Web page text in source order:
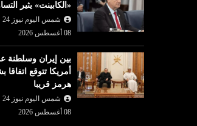
«الكابينت» يثير
شمس اليوم نيوز 24
08 أغسطس 2026
بين إيران وسلطنة
أمريكا تتوقع اتفاقا
هرمز قريبا
شمس اليوم نيوز 24
08 أغسطس 2026
07 أغسطس
عربي ودولي
شمس اليوم نيوز 24
2026
واشنطن تفرض عقوبات
منصات للتداول تمول